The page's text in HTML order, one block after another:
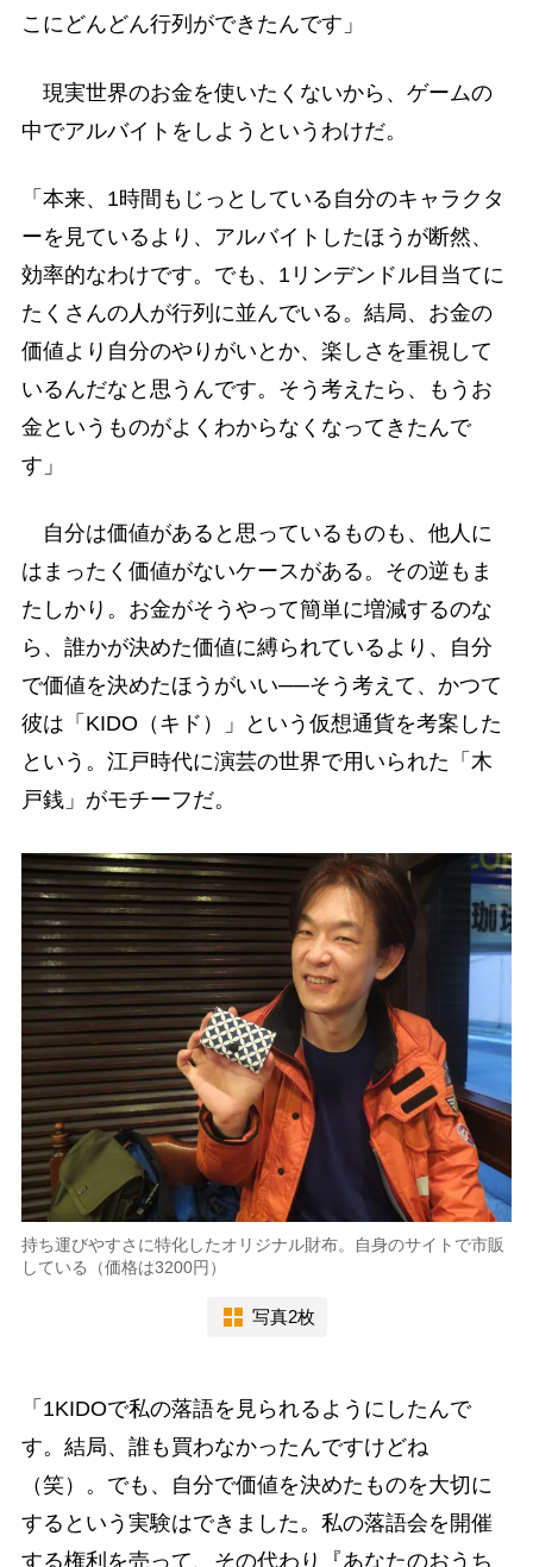
こにどんどん行列ができたんです」
現実世界のお金を使いたくないから、ゲームの
中でアルバイトをしようというわけだ。
「本来、1時間もじっとしている自分のキャラクタ
ーを見ているより、アルバイトしたほうが断然、
効率的なわけです。でも、1リンデンドル目当てに
たくさんの人が行列に並んでいる。結局、お金の
価値より自分のやりがいとか、楽しさを重視して
いるんだなと思うんです。そう考えたら、もうお
金というものがよくわからなくなってきたんで
す」
自分は価値があると思っているものも、他人に
はまったく価値がないケースがある。その逆もま
たしかり。お金がそうやって簡単に増減するのな
ら、誰かが決めた価値に縛られているより、自分
で価値を決めたほうがいい──そう考えて、かつて
彼は「KIDO（キド）」という仮想通貨を考案した
という。江戸時代に演芸の世界で用いられた「木
戸銭」がモチーフだ。
持ち運びやすさに特化したオリジナル財布。自身のサイトで市販
している（価格は3200円）
写真2枚
「1KIDOで私の落語を見られるようにしたんで
す。結局、誰も買わなかったんですけどね
（笑）。でも、自分で価値を決めたものを大切に
するという実験はできました。私の落語会を開催
する権利を売って、その代わり『あなたのおうち